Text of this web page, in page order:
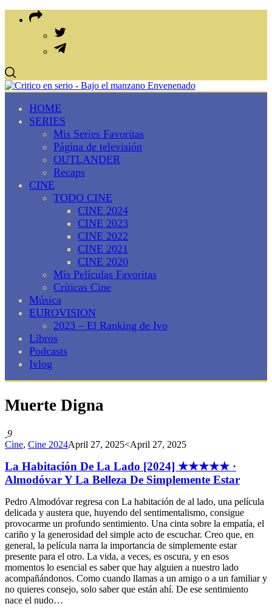
HOME
SERIES
Mis Series Favoritas
Página de televisión
OUTLANDER
Recaps
CINE
TODO CINE
CINE 2024
CINE 2023
CINE 2022
CINE 2021
CINE 2020
Mis Películas Favoritas
Críticas Cine
Música
EUROVISION
2023 – El Ranking de Ivo
Libros
Podcasts
Ivlog
Muerte Digna
9
Cine, Cine 2024April 27, 2025<April 27, 2025
La Habitación De La Lado [2024] ★★★★★ ·
Almodóvar Y La Belleza De Simplemente Estar
Pedro Almodóvar regresa con La habitación de al lado, una película
delicada y austera que, huyendo del sentimentalismo, consigue
provocarme un profundo sentimiento. Una cinta sobre la empatía, el
cariño y la generosidad del simple acto de escuchar. Creo que, en
general, la película narra la importancia de simplemente estar
presente para el otro. La vida, a veces, es oscura, y en esos
momentos lo esencial es saber que hay alguien a nuestro lado
acompañándonos. Como cuando llamas a un amigo o a un familiar y
no quieres consejo, solo saber que están ahí. De ese sentimiento
nace el nudo…